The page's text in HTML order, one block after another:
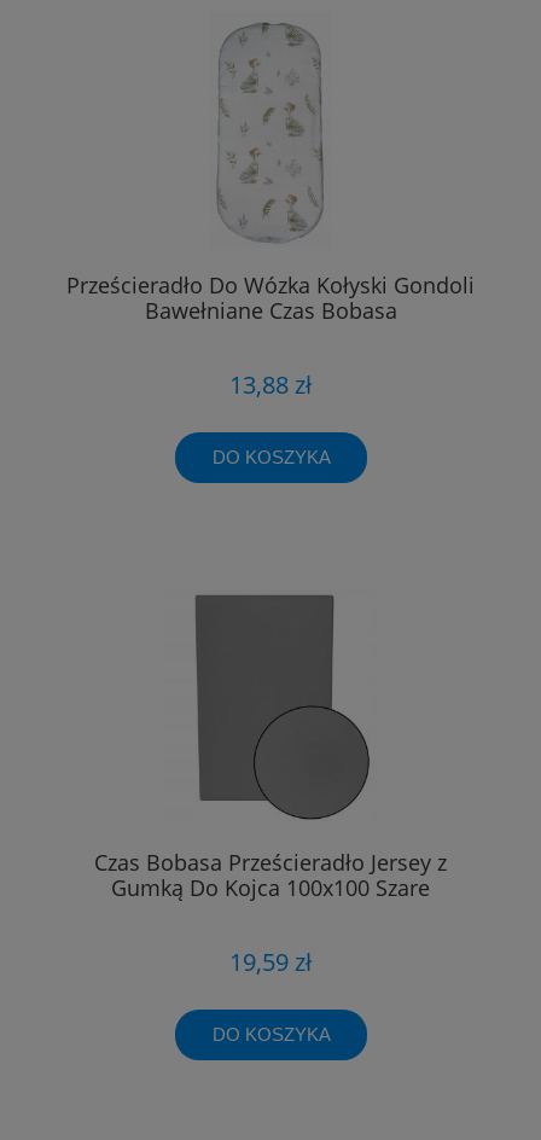
Prześcieradło Do Wózka Kołyski Gondoli
Bawełniane Czas Bobasa
13,88 zł
DO KOSZYKA
Czas Bobasa Prześcieradło Jersey z
Gumką Do Kojca 100x100 Szare
19,59 zł
DO KOSZYKA